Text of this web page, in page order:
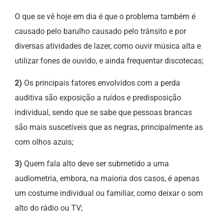
O que se vê hoje em dia é que o problema também é
causado pelo barulho causado pelo trânsito e por
diversas atividades de lazer, como ouvir música alta e
utilizar fones de ouvido, e ainda frequentar discotecas;
2) Os principais fatores envolvidos com a perda
auditiva são exposição a ruídos e predisposição
individual, sendo que se sabe que pessoas brancas
são mais suscetíveis que as negras, principalmente as
com olhos azuis;
3) Quem fala alto deve ser submetido a uma
audiometria, embora, na maioria dos casos, é apenas
um costume individual ou familiar, como deixar o som
alto do rádio ou TV;